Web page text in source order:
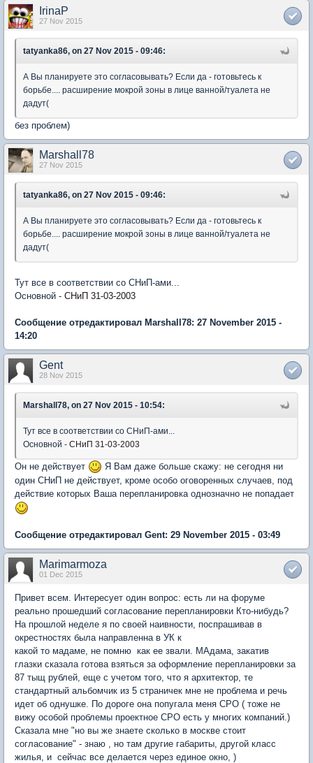
IrinaP
27 Nov 2015
tatyanka86, on 27 Nov 2015 - 09:46:
А Вы планируете это согласовывать? Если да - готовьтесь к
борьбе.... расширение мокрой зоны в лице ванной/туалета не
дадут(
без проблем)
Marshall78
27 Nov 2015
tatyanka86, on 27 Nov 2015 - 09:46:
А Вы планируете это согласовывать? Если да - готовьтесь к
борьбе.... расширение мокрой зоны в лице ванной/туалета не
дадут(
Тут все в соответствии со СНиП-ами...
Основной - СНиП 31-03-2003
Сообщение отредактировал Marshall78: 27 November 2015 -
14:20
Gent
28 Nov 2015
Marshall78, on 27 Nov 2015 - 10:54:
Тут все в соответствии со СНиП-ами...
Основной - СНиП 31-03-2003
Он не действует
Я Вам даже больше скажу: не сегодня ни
один СНиП не действует, кроме особо оговоренных случаев, под
действие которых Ваша перепланировка однозначно не попадает
Сообщение отредактировал Gent: 29 November 2015 - 03:49
Marimarmoza
01 Dec 2015
Привет всем. Интересует один вопрос: есть ли на форуме
реально прошедший согласование перепланировки Кто-нибудь?
На прошлой неделе я по своей наивности, поспрашивав в
окрестностях была направленна в УК к
какой то мадаме, не помню как ее звали. МАдама, закатив
глазки сказала готова взяться за оформление перепланировки за
87 тыщ рублей, еще с учетом того, что я архитектор, те
стандартный альбомчик из 5 страничек мне не проблема и речь
идет об однушке. По дороге она попугала меня СРО ( тоже не
вижу особой проблемы проектное СРО есть у многих компаний.)
Сказала мне "но вы же знаете сколько в москве стоит
согласование" - знаю , но там другие габариты, другой класс
жилья, и сейчас все делается через единое окно, )